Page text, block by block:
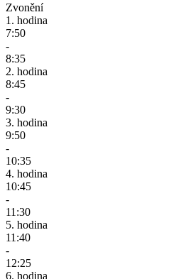
Zvonění
1. hodina
7:50
-
8:35
2. hodina
8:45
-
9:30
3. hodina
9:50
-
10:35
4. hodina
10:45
-
11:30
5. hodina
11:40
-
12:25
6. hodina